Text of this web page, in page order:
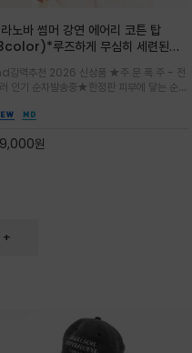
노바 썸머 강연 에어리 코튼 탑
루즈하게 무심히 세련된핏/
시원함: 우수한 통기성
강력추천 2026 신상품 ★주.문.폭.주 - 전
인기 순차발송중★한정판 피부에 닿는 순간
치감~★여름에 오히려 이런티을 입으셔야
기실수 있습니다^^
원
+